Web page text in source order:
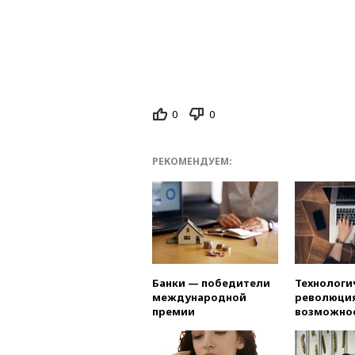
0 0
РЕКОМЕНДУЕМ:
Банки — победители
международной
премии